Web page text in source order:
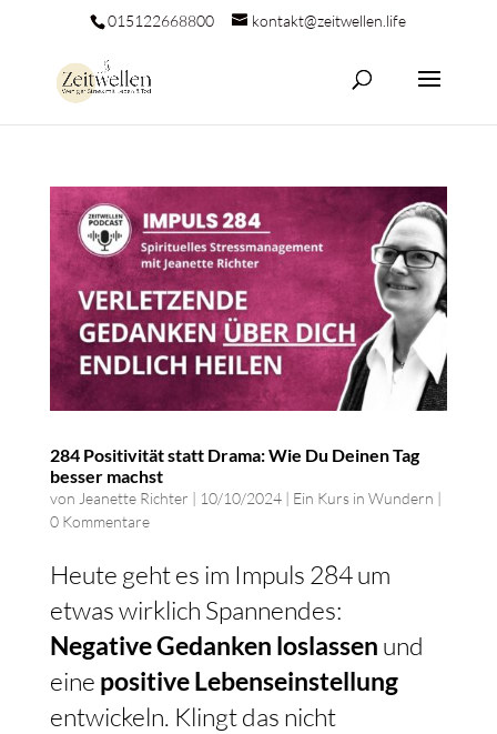
015122668800 kontakt@zeitwellen.life
284 Positivität statt Drama: Wie Du Deinen Tag
besser machst
von Jeanette Richter | 10/10/2024| Ein Kurs in Wundern |
0 Kommentare
Heute geht es im Impuls 284 um
etwas wirklich Spannendes:
Negative Gedanken loslassen und
eine positive Lebenseinstellung
entwickeln. Klingt das nicht